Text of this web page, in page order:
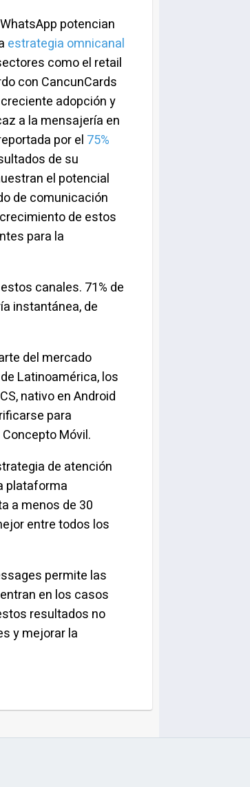
potencian
estrategia omnicanal
como el retail
con CancunCards
adopción y
a la mensajería en
por el 75%
de su
el potencial
de comunicación
de estos
para la
canales. 71% de
instantánea, de
del mercado
Latinoamérica, los
nativo en Android
para
Móvil.
de atención
plataforma
a menos de 30
entre todos los
permite las
en los casos
resultados no
y mejorar la